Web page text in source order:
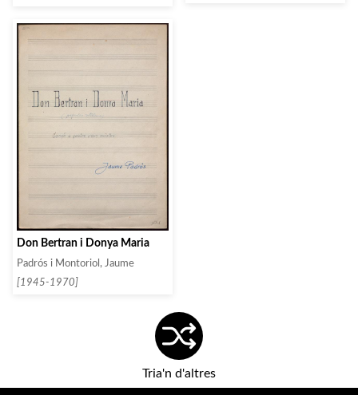
Don Bertran i Donya Maria
Padrós i Montoriol, Jaume
[1945-1970]
Tria'n d'altres